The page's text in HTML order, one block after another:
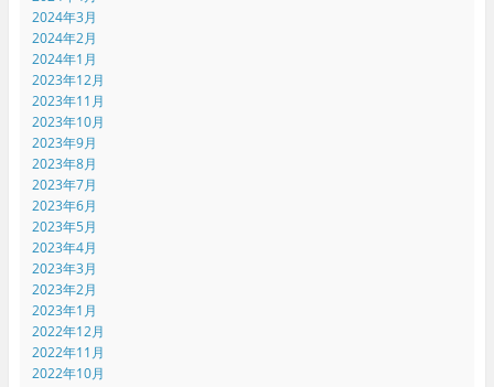
2024年3月
2024年2月
2024年1月
2023年12月
2023年11月
2023年10月
2023年9月
2023年8月
2023年7月
2023年6月
2023年5月
2023年4月
2023年3月
2023年2月
2023年1月
2022年12月
2022年11月
2022年10月